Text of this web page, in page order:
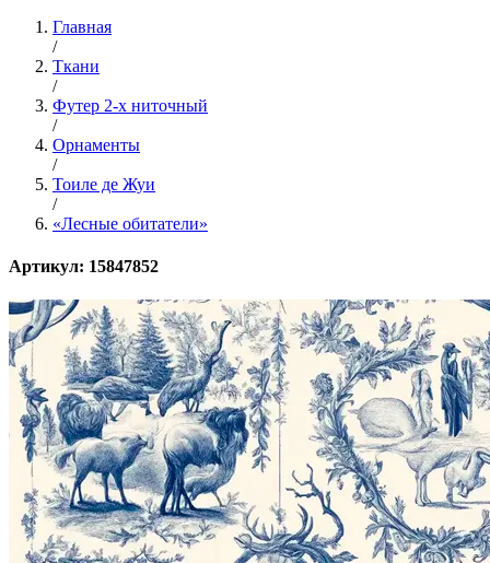
Главная
/
Ткани
/
Футер 2-х ниточный
/
Орнаменты
/
Тоиле де Жуи
/
«Лесные обитатели»
Артикул: 15847852